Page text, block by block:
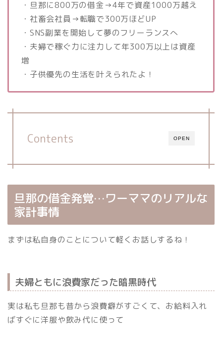
・旦那に800万の借金→4年で資産1000万越え
・社畜会社員→転職で300万ほどUP
・SNS副業を開始して夢のフリーランスへ
・夫婦で稼ぐ力に注力して年300万以上は資産
増
・子供優先の生活を叶えられたよ！
OPEN
Contents
旦那の借金発覚…ワーママのリアルな
家計事情
まずは私自身のことについて軽くお話しするね！
夫婦ともに浪費家だった暗黒時代
実は私も旦那も昔から浪費癖がすごくて、お給料入れ
ばすぐに洋服や飲み代に使って